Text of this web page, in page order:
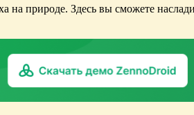
на природе. Здесь вы сможете